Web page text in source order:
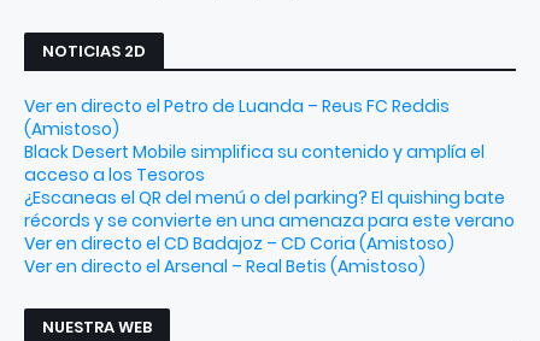
NOTICIAS 2D
Ver en directo el Petro de Luanda – Reus FC Reddis
(Amistoso)
Black Desert Mobile simplifica su contenido y amplía el
acceso a los Tesoros
¿Escaneas el QR del menú o del parking? El quishing bate
récords y se convierte en una amenaza para este verano
Ver en directo el CD Badajoz – CD Coria (Amistoso)
Ver en directo el Arsenal – Real Betis (Amistoso)
NUESTRA WEB